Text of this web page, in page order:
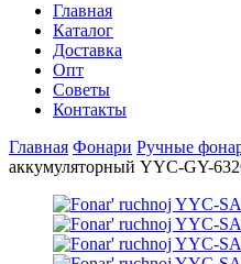
Главная
Каталог
Доставка
Опт
Советы
Контакты
Главная Фонари Ручные
аккумуляторный YYC-GY-